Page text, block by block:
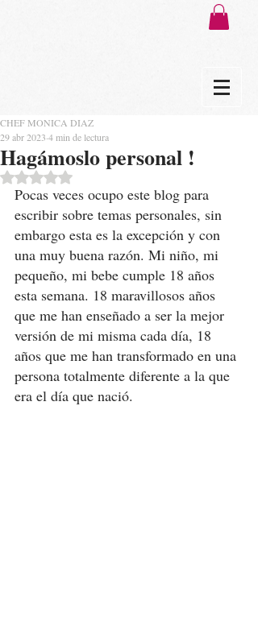
Hagámoslo personal !
CHEF MONICA DIAZ
29 abr 2023 4 min de lectura
Obtuvo NaN de 5 estrellas.
Pocas veces ocupo este blog para
escribir sobre temas personales, sin
embargo esta es la excepción y con
una muy buena razón. Mi niño, mi
pequeño, mi bebe cumple 18 años
esta semana. 18 maravillosos años
que me han enseñado a ser la mejor
versión de mi misma cada día, 18
años que me han transformado en una
persona totalmente diferente a la que
era el día que nació.